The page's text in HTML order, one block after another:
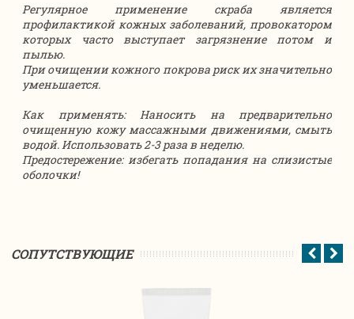
Регулярное применение скраба является
профилактикой кожных заболеваний, провокатором
которых часто выступает загрязнение потом и
пылью.
При очищении кожного покрова риск их значительно
уменьшается.
Как применять: Наносить на предварительно
очищенную кожу массажными движениями, смыть
водой. Использовать 2-3 раза в неделю.
Предостережение: избегать попадания на слизистые
оболочки!
CОПУТСТВУЮЩИЕ